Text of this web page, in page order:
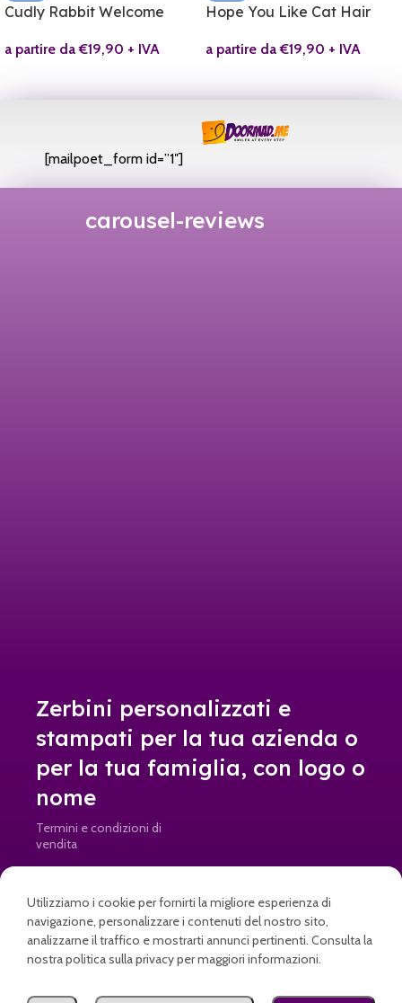
Cudly Rabbit Welcome
a partire da€19,90 + IVA
Hope You Like Cat Hair
a partire da€19,90 + IVA
[mailpoet_form id=”1″]
carousel-reviews
Zerbini personalizzati e
stampati per la tua azienda o
per la tua famiglia, con logo o
nome
Termini e condizioni di
vendita
info@doormad.it • Partita IVA: IT04645820269
Utilizziamo i cookie per fornirti la migliore esperienza di
navigazione, personalizzare i contenuti del nostro sito,
analizzarne il traffico e mostrarti annunci pertinenti. Consulta la
nostra politica sulla privacy per maggiori informazioni.